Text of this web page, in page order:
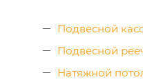
Подвесной
Подвесной
Натяжной